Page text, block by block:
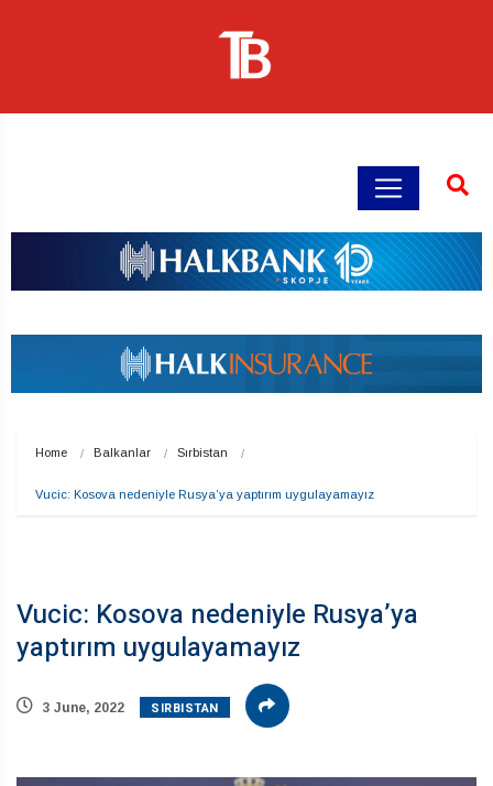
Home Balkanlar Sırbistan
Vucic: Kosova nedeniyle Rusya’ya yaptırım uygulayamayız
Vucic: Kosova nedeniyle Rusya’ya
yaptırım uygulayamayız
3 June, 2022 SIRBISTAN